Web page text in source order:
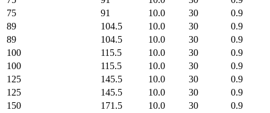
75
91 10.0 30
0.9
89
104.5 10.0 30
0.9
89
104.5 10.0 30
0.9
100
115.5 10.0 30
0.9
100
115.5 10.0 30
0.9
125
145.5 10.0 30
0.9
125
145.5 10.0 30
0.9
150
171.5 10.0 30
0.9